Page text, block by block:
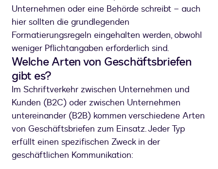
Unternehmen oder eine Behörde schreibt – auch
hier sollten die grundlegenden
Formatierungsregeln eingehalten werden, obwohl
weniger Pflichtangaben erforderlich sind.
Welche Arten von Geschäftsbriefen
gibt es?
Im Schriftverkehr zwischen Unternehmen und
Kunden (B2C) oder zwischen Unternehmen
untereinander (B2B) kommen verschiedene Arten
von Geschäftsbriefen zum Einsatz. Jeder Typ
erfüllt einen spezifischen Zweck in der
geschäftlichen Kommunikation: